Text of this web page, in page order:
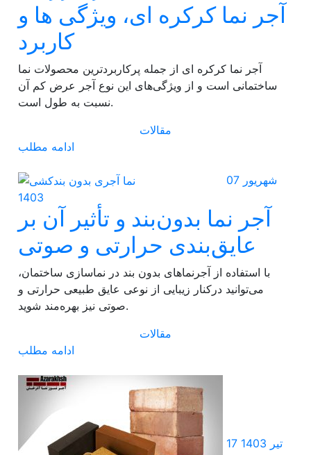
آجر نما کرکره ای، ویژگی ها و
کاربرد
آجر نما کرکره ای از جمله پرکاربردترین محصولات نما
ساختمانی است و از ویژگی‌های این نوع آجر عرض کم آن
نسبت به طول است.
مقالات
ادامه مطلب
07 شهریور
1403
آجر نما بدون‌بند و تأثیر آن بر
عایق‌بندی حرارتی و صوتی
با استفاده از آجرنماهای بدون بند در نماسازی ساختمان،
می‌توانید درکنار زیبایی از نوعی عایق طبیعی حرارتی و
صوتی نیز بهره‌مند شوید.
مقالات
ادامه مطلب
17 تیر 1403